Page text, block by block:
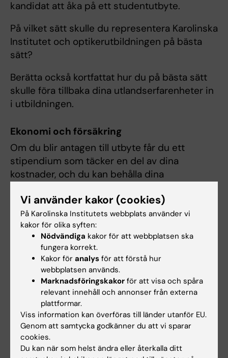
kandidat att åka på ett studentutbyte.
På vilket sätt skulle du representera Karolinska
Institutet och optikerutbildningen på bästa
sätt?
Berätta också kortfattat hur du på bästa sätt
skulle föra tillbaka dina utlandserfarenheter in
i utbildningen.
Ekonomi och försäkring
Om du blir antagen till utbyte får du ett
stipendium som täcker en del av dina
kostnader, och du kan behålla dina
student på KI är du också försäkrad under hela
ditt utbyte.
Aktuella universitet och kurser
Just nu har optikerprogrammet utbytesavtal
med universitet i Schweiz, Danmark och
Spanien. Mer information om hur du söker
kurser vid "ditt" universitet får du efter att du
blivit nominerad till en utbytesplats.
Restplatser
Platser som är lediga kan sökas löpande under
Vi använder kakor (cookies)
På Karolinska Institutets webbplats använder vi
kakor för olika syften:
Nödvändiga kakor för att webbplatsen ska
fungera korrekt.
Kakor för analys för att förstå hur
webbplatsen används.
Marknadsföringskakor för att visa och spåra
relevant innehåll och annonser från externa
plattformar.
Viss information kan överföras till länder utanför EU.
Genom att samtycka godkänner du att vi sparar
cookies.
Du kan när som helst ändra eller återkalla ditt